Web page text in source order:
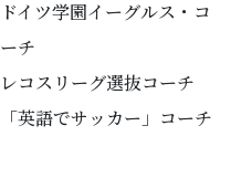
ドイツ学園イーグルス・コ
ーチ
レコスリーグ選抜コーチ
「英語でサッカー」コーチ